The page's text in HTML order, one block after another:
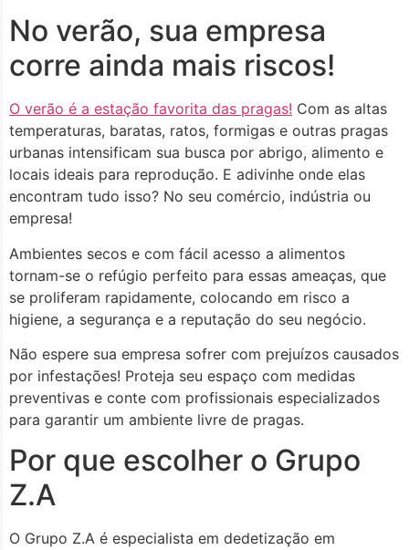
No verão, sua empresa
corre ainda mais riscos!
O verão é a estação favorita das pragas! Com as altas
temperaturas, baratas, ratos, formigas e outras pragas
urbanas intensificam sua busca por abrigo, alimento e
locais ideais para reprodução. E adivinhe onde elas
encontram tudo isso? No seu comércio, indústria ou
empresa!
Ambientes secos e com fácil acesso a alimentos
tornam-se o refúgio perfeito para essas ameaças, que
se proliferam rapidamente, colocando em risco a
higiene, a segurança e a reputação do seu negócio.
Não espere sua empresa sofrer com prejuízos causados
por infestações! Proteja seu espaço com medidas
preventivas e conte com profissionais especializados
para garantir um ambiente livre de pragas.
Por que escolher o Grupo
Z.A
O Grupo Z.A é especialista em dedetização em